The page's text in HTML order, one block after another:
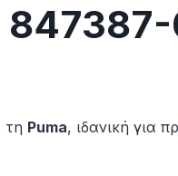
τη Puma, ιδανική για